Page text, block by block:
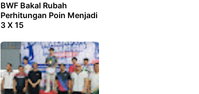
BWF Bakal Rubah
Perhitungan Poin Menjadi
3 X 15